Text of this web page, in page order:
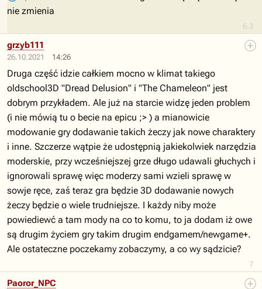
6.3
nie zmienia
26.10.2021 14:26
7
grzyb111
Druga część idzie całkiem mocno w klimat takiego
oldschool3D "Dread Delusion" i "The Chameleon" jest
dobrym przykładem. Ale już na starcie widzę jeden problem
(i nie mówią tu o becie na epicu ;> ) a mianowicie
modowanie gry dodawanie takich żeczy jak nowe charaktery
i inne. Szczerze wątpie że udostępnią jakiekolwiek narzędzia
moderskie, przy wcześniejszej grze długo udawali głuchych i
ignorowali sprawę więc moderzy sami wzieli sprawę w
sowje ręce, zaś teraz gra będzie 3D dodawanie nowych
żeczy będzie o wiele trudniejsze. I każdy niby może
powiediewć a tam mody na co to komu, to ja dodam iż owe
są drugim życiem gry takim drugim endgamem/newgame+.
Ale ostateczne poczekamy zobaczymy, a co wy sądzicie?
Paoror_NPC